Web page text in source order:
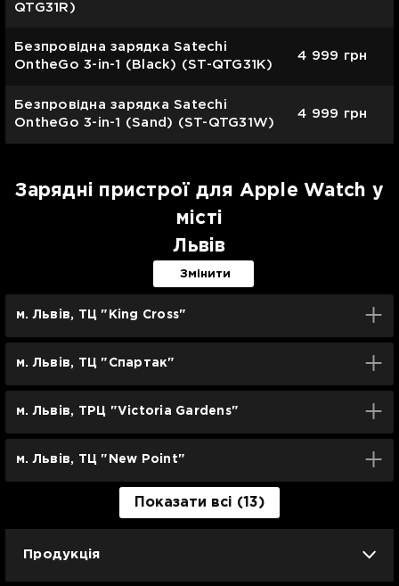
QTG31R)
Безпровідна зарядка Satechi
OntheGo 3-in-1 (Black) (ST-QTG31K)
4 999 грн
Безпровідна зарядка Satechi
OntheGo 3-in-1 (Sand) (ST-QTG31W)
4 999 грн
Зарядні пристрої для Apple Watch у
місті
Львів
Змінити
м. Львів, ТЦ "King Cross"
м. Львів, ТЦ "Спартак"
м. Львів, ТРЦ "Victoria Gardens"
м. Львів, ТЦ "New Point"
Показати всі (13)
Продукція